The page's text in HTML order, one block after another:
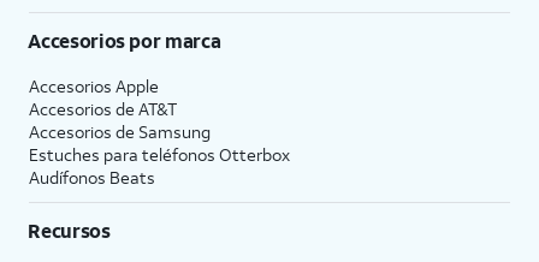
Accesorios por marca
Accesorios Apple
Accesorios de AT&T
Accesorios de Samsung
Estuches para teléfonos Otterbox
Audífonos Beats
Recursos